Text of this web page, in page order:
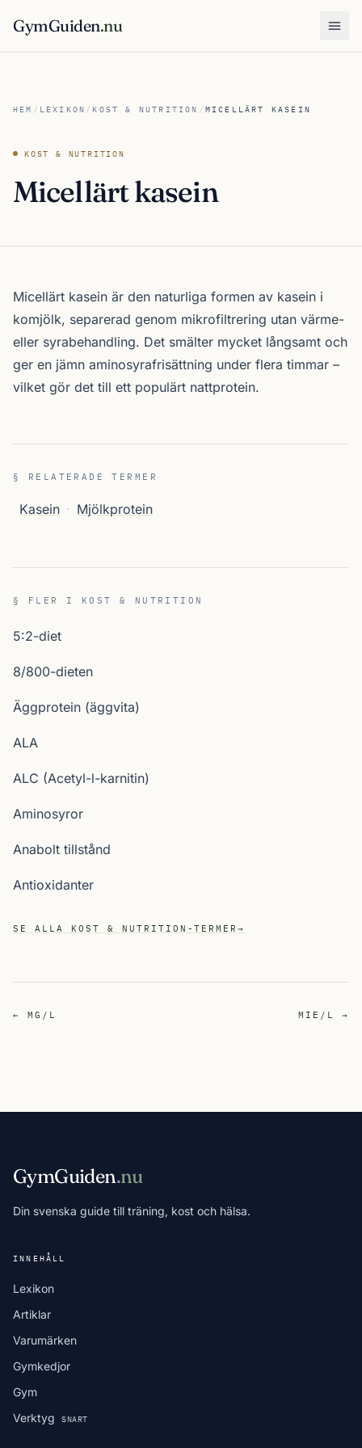
GymGuiden.nu
HEM / LEXIKON /KOST & NUTRITION / MICELLÄRT KASEIN
KOST & NUTRITION
Micellärt kasein
Micellärt kasein är den naturliga formen av kasein i
komjölk, separerad genom mikrofiltrering utan värme-
eller syrabehandling. Det smälter mycket långsamt och
ger en jämn aminosyrafrisättning under flera timmar –
vilket gör det till ett populärt nattprotein.
§ RELATERADE TERMER
Kasein · Mjölkprotein
§ FLER I KOST & NUTRITION
5:2-diet
8/800-dieten
Äggprotein (äggvita)
ALA
ALC (Acetyl-l-karnitin)
Aminosyror
Anabolt tillstånd
Antioxidanter
SE ALLA KOST & NUTRITION-TERMER→
← MG/L MIE/L →
GymGuiden.nu
Din svenska guide till träning, kost och hälsa.
INNEHÅLL
Lexikon
Artiklar
Varumärken
Gymkedjor
Gym
Verktyg
SNART